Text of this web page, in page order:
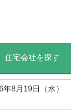
住宅会社を探す
年8月19日（水）